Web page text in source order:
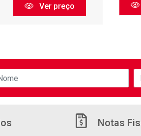
Ver preço
Notas